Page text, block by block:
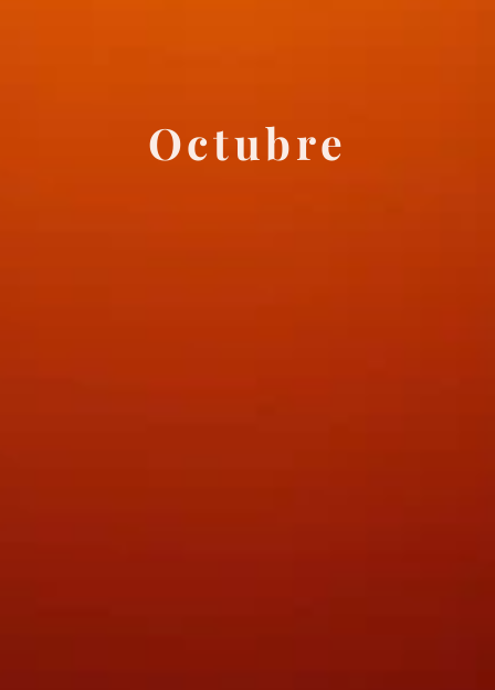
Octubre